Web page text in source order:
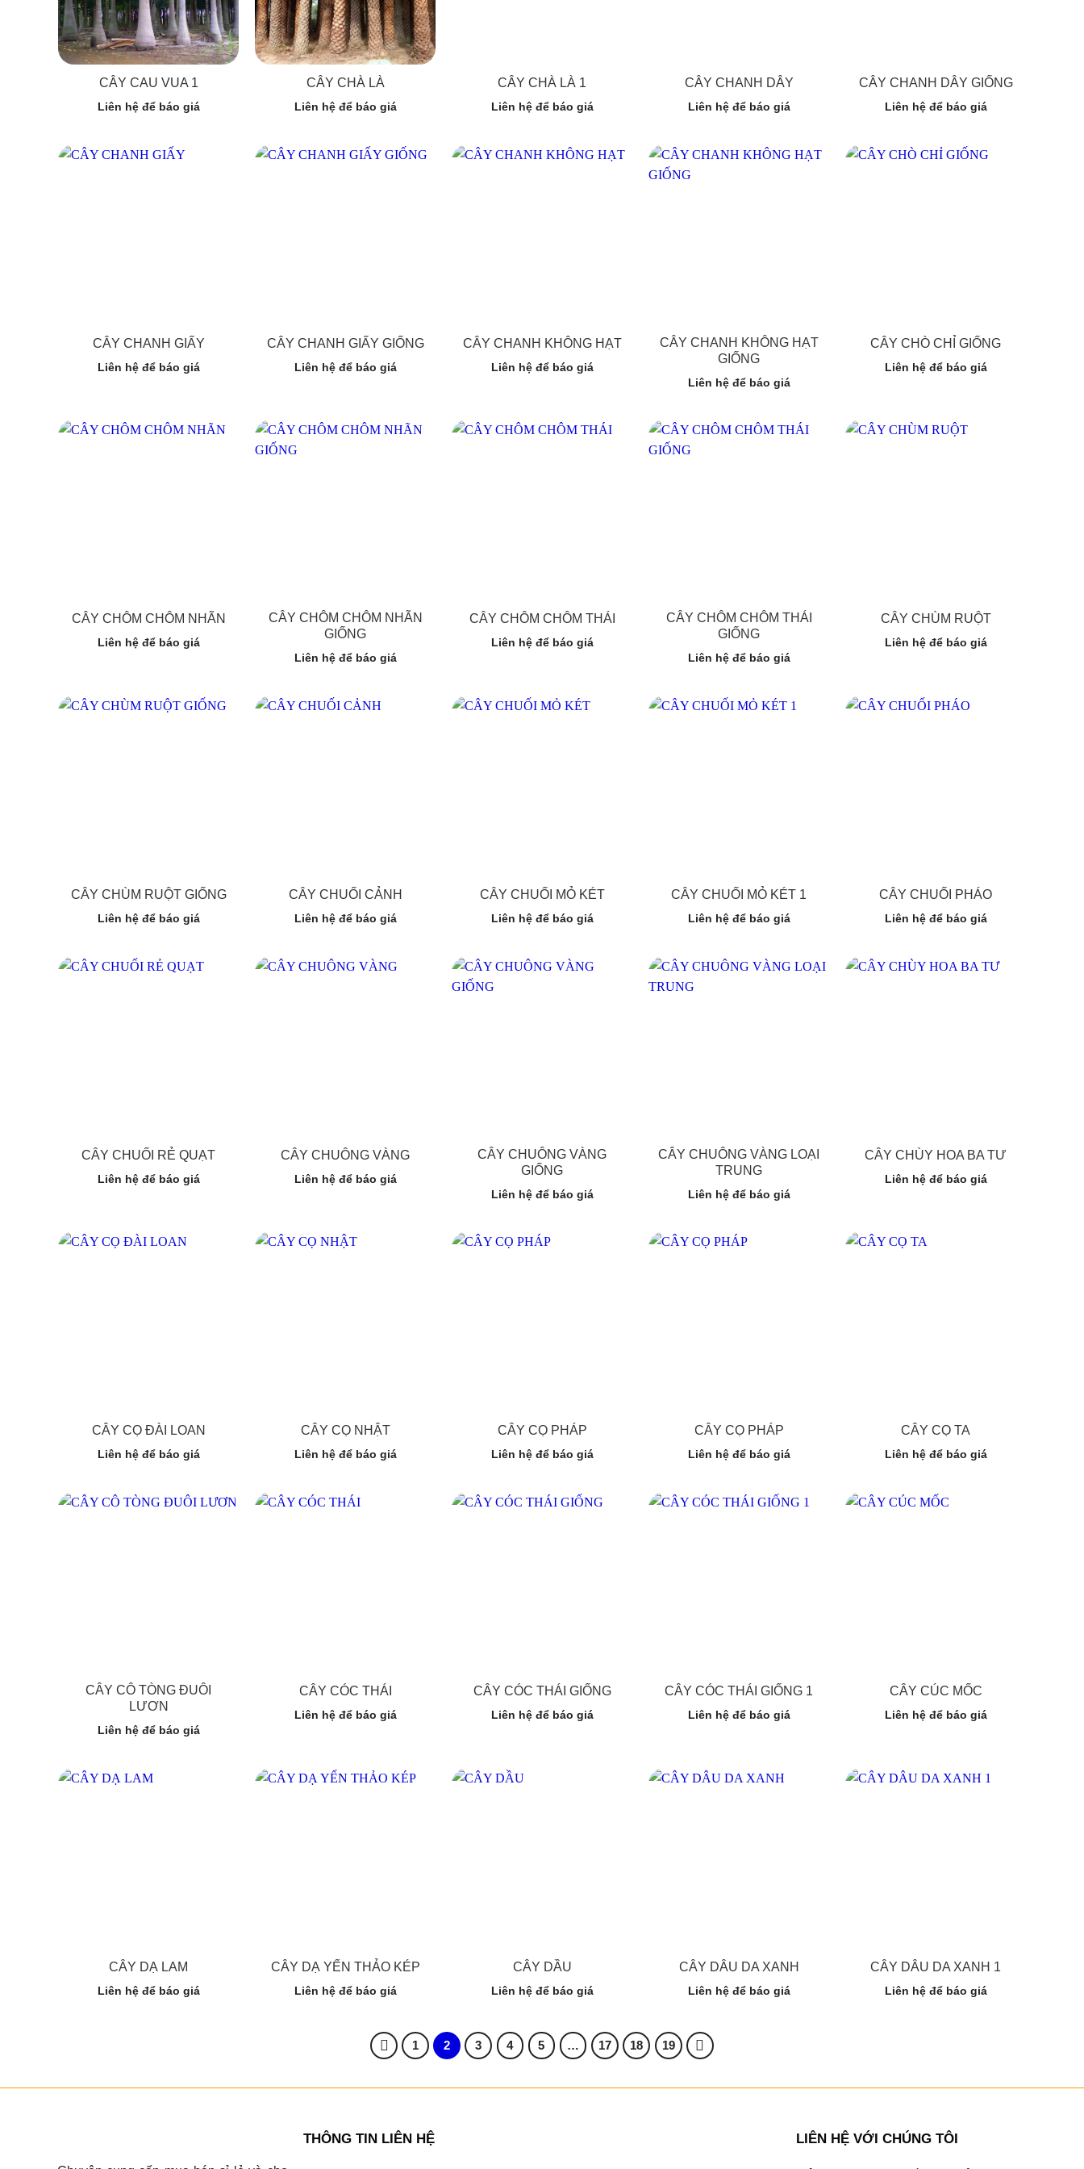
CÂY CAU VUA 1
Liên hệ để báo giá
CÂY CHÀ LÀ
Liên hệ để báo giá
CÂY CHÀ LÀ 1
Liên hệ để báo giá
CÂY CHANH DÂY
Liên hệ để báo giá
CÂY CHANH DÂY GIỐNG
Liên hệ để báo giá
CÂY CHANH GIẤY
Liên hệ để báo giá
CÂY CHANH GIẤY GIỐNG
Liên hệ để báo giá
CÂY CHANH KHÔNG HẠT
Liên hệ để báo giá
CÂY CHANH KHÔNG HẠT
GIỐNG
Liên hệ để báo giá
CÂY CHÒ CHỈ GIỐNG
Liên hệ để báo giá
CÂY CHÔM CHÔM NHÃN
Liên hệ để báo giá
CÂY CHÔM CHÔM NHÃN
GIỐNG
Liên hệ để báo giá
CÂY CHÔM CHÔM THÁI
Liên hệ để báo giá
CÂY CHÔM CHÔM THÁI
GIỐNG
Liên hệ để báo giá
CÂY CHÙM RUỘT
Liên hệ để báo giá
CÂY CHÙM RUỘT GIỐNG
Liên hệ để báo giá
CÂY CHUỐI CẢNH
Liên hệ để báo giá
CÂY CHUỐI MỎ KÉT
Liên hệ để báo giá
CÂY CHUỐI MỎ KÉT 1
Liên hệ để báo giá
CÂY CHUỐI PHÁO
Liên hệ để báo giá
CÂY CHUỐI RẺ QUẠT
Liên hệ để báo giá
CÂY CHUÔNG VÀNG
Liên hệ để báo giá
CÂY CHUÔNG VÀNG
GIỐNG
Liên hệ để báo giá
CÂY CHUÔNG VÀNG LOẠI
TRUNG
Liên hệ để báo giá
CÂY CHÙY HOA BA TƯ
Liên hệ để báo giá
CÂY CỌ ĐÀI LOAN
Liên hệ để báo giá
CÂY CỌ NHẬT
Liên hệ để báo giá
CÂY CỌ PHÁP
Liên hệ để báo giá
CÂY CỌ PHÁP
Liên hệ để báo giá
CÂY CỌ TA
Liên hệ để báo giá
CÂY CÔ TÒNG ĐUÔI
LƯƠN
Liên hệ để báo giá
CÂY CÓC THÁI
Liên hệ để báo giá
CÂY CÓC THÁI GIỐNG
Liên hệ để báo giá
CÂY CÓC THÁI GIỐNG 1
Liên hệ để báo giá
CÂY CÚC MỐC
Liên hệ để báo giá
CÂY DẠ LAM
Liên hệ để báo giá
CÂY DẠ YẾN THẢO KÉP
Liên hệ để báo giá
CÂY DẦU
Liên hệ để báo giá
CÂY DÂU DA XANH
Liên hệ để báo giá
CÂY DÂU DA XANH 1
Liên hệ để báo giá
1 2 3 4 5 … 17 18 19
THÔNG TIN LIÊN HỆ LIÊN HỆ VỚI CHÚNG TÔI